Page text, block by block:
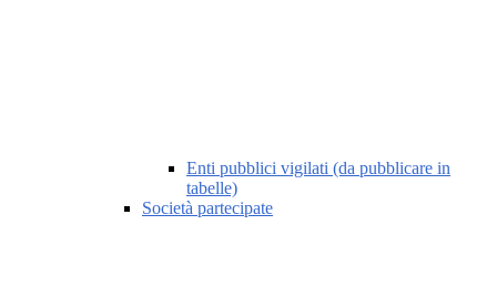
Enti pubblici vigilati (da pubblicare in
tabelle)
Società partecipate